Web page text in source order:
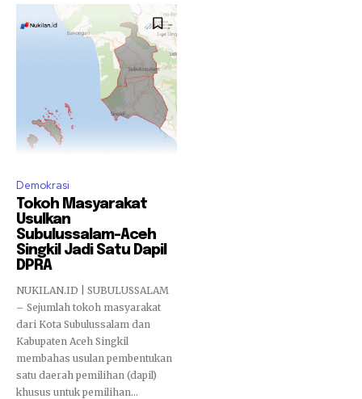
Demokrasi
Tokoh Masyarakat
Usulkan
Subulussalam–Aceh
Singkil Jadi Satu Dapil
DPRA
NUKILAN.ID | SUBULUSSALAM
– Sejumlah tokoh masyarakat
dari Kota Subulussalam dan
Kabupaten Aceh Singkil
membahas usulan pembentukan
satu daerah pemilihan (dapil)
khusus untuk pemilihan...